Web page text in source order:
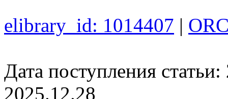
elibrary_id: 1014407 |
Дата поступления
2025.12.28